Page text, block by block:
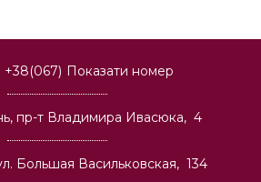
+38(067) Показати номер
пр-т Владимира Ивасюка, 4
Большая Васильковская, 134